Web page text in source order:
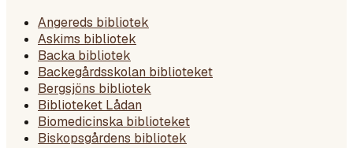
Angereds bibliotek
Askims bibliotek
Backa bibliotek
Backegårdsskolan biblioteket
Bergsjöns bibliotek
Biblioteket Lådan
Biomedicinska biblioteket
Biskopsgårdens bibliotek